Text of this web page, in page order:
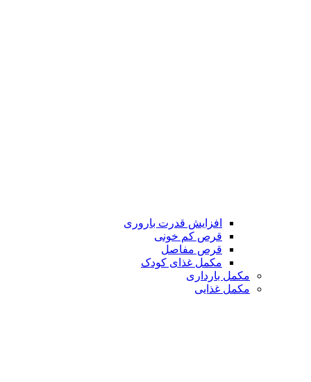
افزایش قدرت باروری
قرص کم خونی
قرص مفاصل
مکمل غذای کودک
مکمل بارداری
مکمل غذایی